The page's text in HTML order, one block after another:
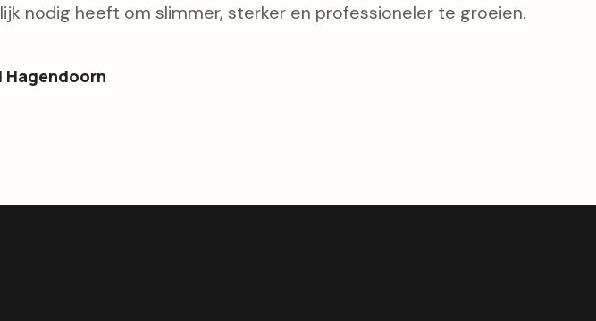
nodig heeft om slimmer, sterker en professioneler te groeien.
Hagendoorn